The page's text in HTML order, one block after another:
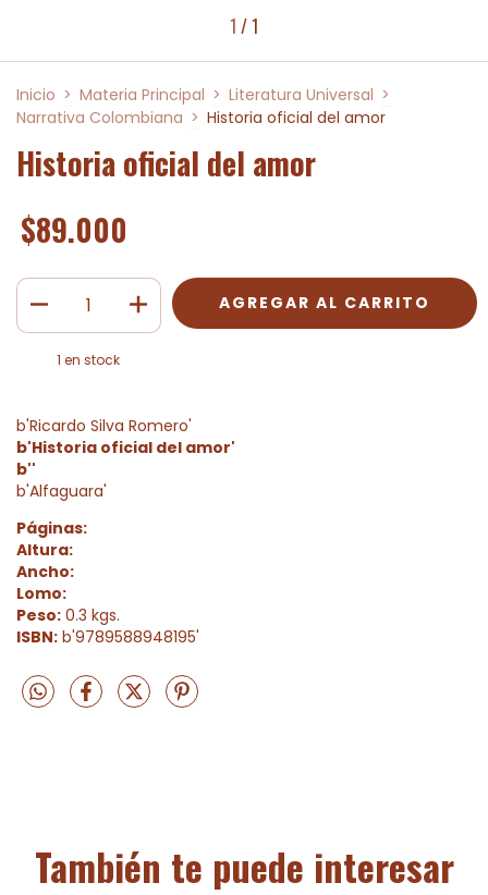
1 /1
Inicio > Materia Principal > Literatura Universal >
Narrativa Colombiana > Historia oficial del amor
Historia oficial del amor
$89.000
1 en stock
b'Ricardo Silva Romero'
b'Historia oficial del amor'
b''
b'Alfaguara'
Páginas:
Altura:
Ancho:
Lomo:
Peso: 0.3 kgs.
ISBN: b'9789588948195'
También te puede interesar